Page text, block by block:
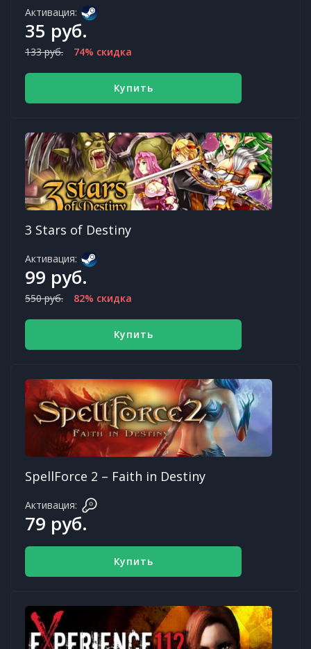
Активация:
35 руб.
133 руб. 74% скидка
Купить
3 Stars of Destiny
Активация:
99 руб.
550 руб. 82% скидка
Купить
SpellForce 2 – Faith in Destiny
Активация:
79 руб.
Купить